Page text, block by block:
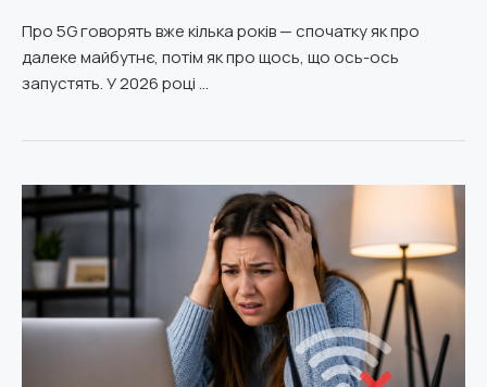
Про 5G говорять вже кілька років — спочатку як про
далеке майбутнє, потім як про щось, що ось-ось
запустять. У 2026 році …